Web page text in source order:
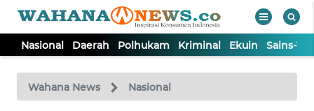
Nasional Daerah Polhukam Kriminal Ekuin Sains-
Wahana News Nasional
TV
Tutup